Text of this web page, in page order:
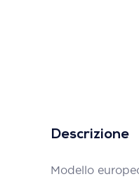
Descrizione
Modello